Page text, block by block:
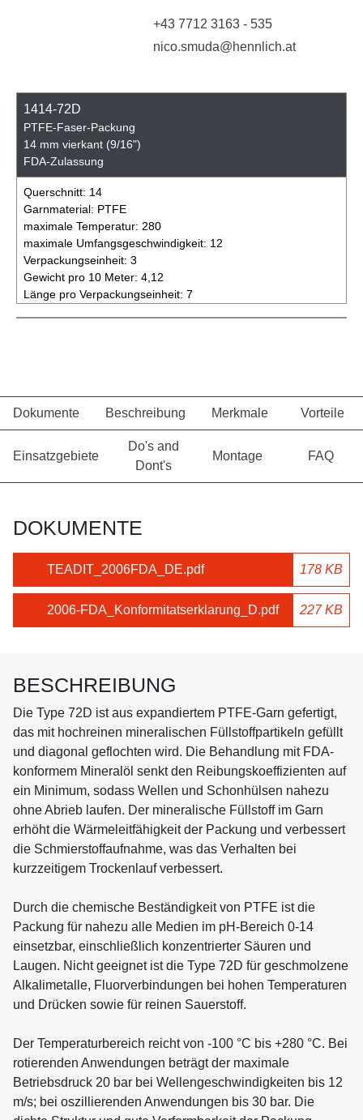
+43 7712 3163 - 535
nico.smuda@hennlich.at
1414-72D
PTFE-Faser-Packung
14 mm vierkant (9/16")
FDA-Zulassung
Querschnitt: 14
Garnmaterial: PTFE
maximale Temperatur: 280
maximale Umfangsgeschwindigkeit: 12
Verpackungseinheit: 3
Gewicht pro 10 Meter: 4,12
Länge pro Verpackungseinheit: 7
Dokumente Beschreibung Merkmale Vorteile
Einsatzgebiete
Do's and
Dont's
Montage FAQ
DOKUMENTE
TEADIT_2006FDA_DE.pdf 178 KB
2006-FDA_Konformitatserklarung_D.pdf 227 KB
BESCHREIBUNG
Die Type 72D ist aus expandiertem PTFE-Garn gefertigt,
das mit hochreinen mineralischen Füllstoffpartikeln gefüllt
und diagonal geflochten wird. Die Behandlung mit FDA-
konformem Mineralöl senkt den Reibungskoeffizienten auf
ein Minimum, sodass Wellen und Schonhülsen nahezu
ohne Abrieb laufen. Der mineralische Füllstoff im Garn
erhöht die Wärmeleitfähigkeit der Packung und verbessert
die Schmierstoffaufnahme, was das Verhalten bei
kurzzeitigem Trockenlauf verbessert.
Durch die chemische Beständigkeit von PTFE ist die
Packung für nahezu alle Medien im pH-Bereich 0-14
einsetzbar, einschließlich konzentrierter Säuren und
Laugen. Nicht geeignet ist die Type 72D für geschmolzene
Alkalimetalle, Fluorverbindungen bei hohen Temperaturen
und Drücken sowie für reinen Sauerstoff.
Der Temperaturbereich reicht von -100 °C bis +280 °C. Bei
rotierenden Anwendungen beträgt der maximale
Betriebsdruck 20 bar bei Wellengeschwindigkeiten bis 12
m/s; bei oszillierenden Anwendungen bis 30 bar. Die